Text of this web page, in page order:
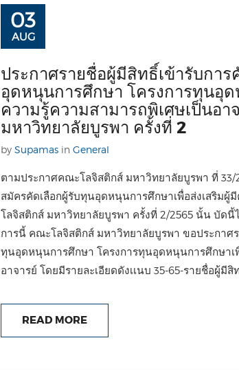
03
AUG
ประกาศรายชื่อผู้มีสิทธิ์เข้ารับกา
อุดหนุนการศึกษา โครงการทุนอุ
ความรู้ความสามารถพิเศษเป็นอ
มหาวิทยาลัยบูรพา ครั้งที่ 2
by Supamas in General
ตามประกาศคณะโลจิสติกส์ มหาวิทยาลัยบูรพา ที่ 33/
สมัครคัดเลือกผู้รับทุนอุดหนุนการศึกษาเพื่อส่งเสริมผู้
โลจิสติกส์ มหาวิทยาลัยบูรพา ครั้งที่ 2/2565 นั้น บัดนี้ไ
การนี้ คณะโลจิสติกส์ มหาวิทยาลัยบูรพา ขอประกาศ
ทุนอุดหนุนการศึกษา โครงการทุนอุดหนุนการศึกษาเ
อาจารย์ โดยมีรายละเอียดดังเเนบ 35-65-รายชื่อผู้มีสิ
READ MORE